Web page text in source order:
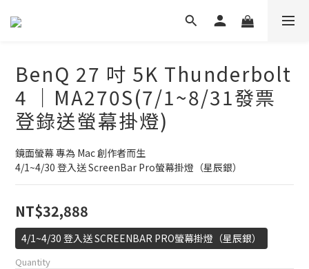
BenQ 27 吋 5K Thunderbolt
4 ｜MA270S(7/1~8/31發票
登錄送螢幕掛燈)
鏡面螢幕 專為 Mac 創作者而生
4/1~4/30 登入送 ScreenBar Pro螢幕掛燈（星辰銀）
NT$32,888
4/1~4/30 登入送 SCREENBAR PRO螢幕掛燈（星辰銀）
Quantity